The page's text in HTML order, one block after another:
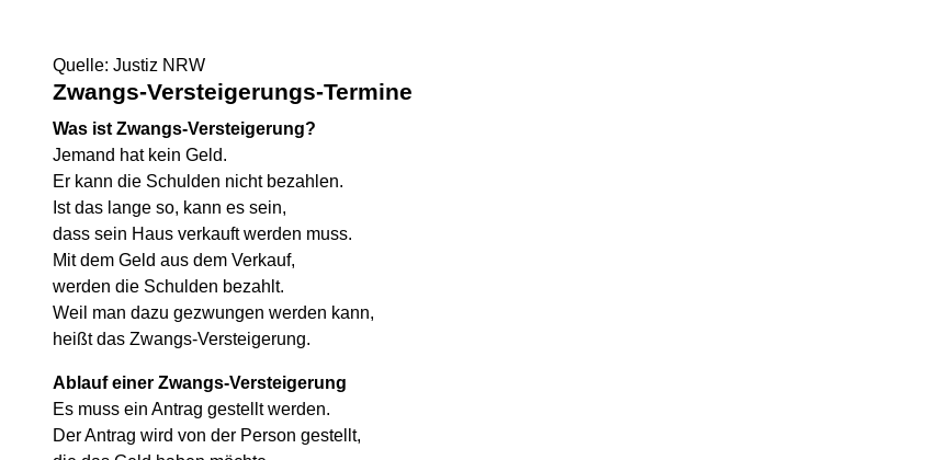
Quelle: Justiz NRW
Zwangs-Versteigerungs-Termine
Was ist Zwangs-Versteigerung?
Jemand hat kein Geld.
Er kann die Schulden nicht bezahlen.
Ist das lange so, kann es sein,
dass sein Haus verkauft werden muss.
Mit dem Geld aus dem Verkauf,
werden die Schulden bezahlt.
Weil man dazu gezwungen werden kann,
heißt das Zwangs-Versteigerung.
Ablauf einer Zwangs-Versteigerung
Es muss ein Antrag gestellt werden.
Der Antrag wird von der Person gestellt,